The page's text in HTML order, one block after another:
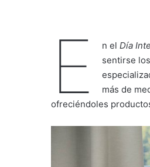
E n el Día
sentirse
más de
ofreciéndoles